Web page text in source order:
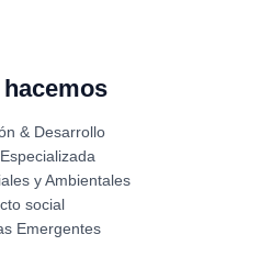
& Desarrollo
y Ambientales
social
Emergentes